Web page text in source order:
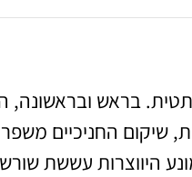
בראש
שיקום החניכיים
היווצרות עששת